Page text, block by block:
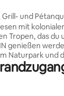
5 von 5,
und
mit
Tropen, das du
genießen
Naturpark und
Haus mit
aktuellen